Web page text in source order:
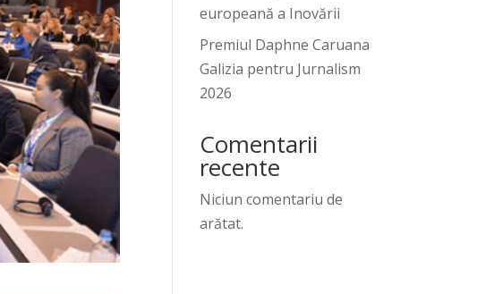
europeană a Inovării
Premiul Daphne Caruana
Galizia pentru Jurnalism
2026
Comentarii
recente
Niciun comentariu de
arătat.